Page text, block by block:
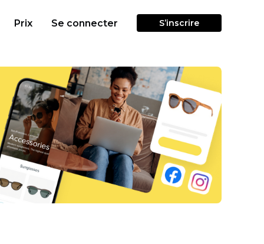
Prix Se connecter S’inscrire